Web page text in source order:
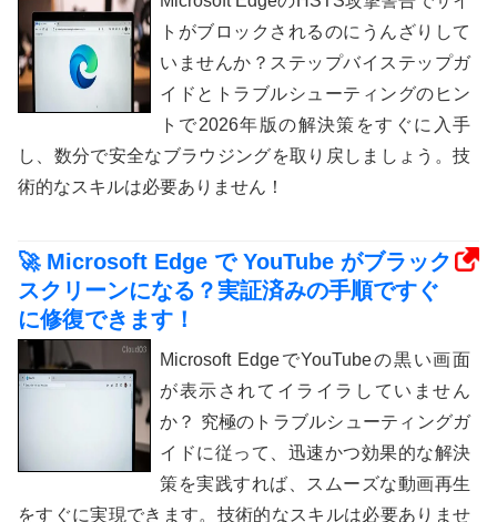
トがブロックされるのにうんざりして
いませんか？ステップバイステップガ
イドとトラブルシューティングのヒン
トで2026年版の解決策をすぐに入手
し、数分で安全なブラウジングを取り戻しましょう。技
術的なスキルは必要ありません！
🚀 Microsoft Edge で YouTube がブラック
スクリーンになる？実証済みの手順ですぐ
に修復できます！
Microsoft EdgeでYouTubeの黒い画面
が表示されてイライラしていません
か？ 究極のトラブルシューティングガ
イドに従って、迅速かつ効果的な解決
策を実践すれば、スムーズな動画再生
をすぐに実現できます。技術的なスキルは必要ありませ